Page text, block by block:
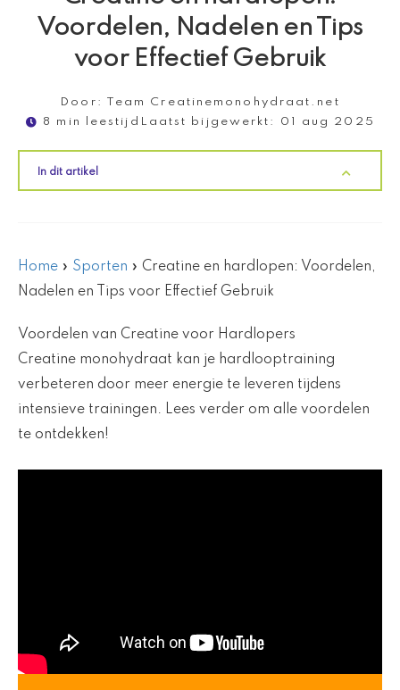
Voordelen, Nadelen en Tips
voor Effectief Gebruik
Door:
Team Creatinemonohydraat.net
8 min leestijd Laatst bijgewerkt: 01 aug 2025
In dit artikel
Home » Sporten » Creatine en hardlopen: Voordelen,
Nadelen en Tips voor Effectief Gebruik
Voordelen van Creatine voor Hardlopers
Creatine monohydraat kan je hardlooptraining
verbeteren door meer energie te leveren tijdens
intensieve trainingen. Lees verder om alle voordelen
te ontdekken!